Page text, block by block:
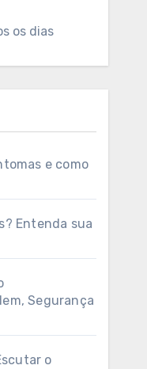
os dias
e como
Entenda sua
Segurança
o